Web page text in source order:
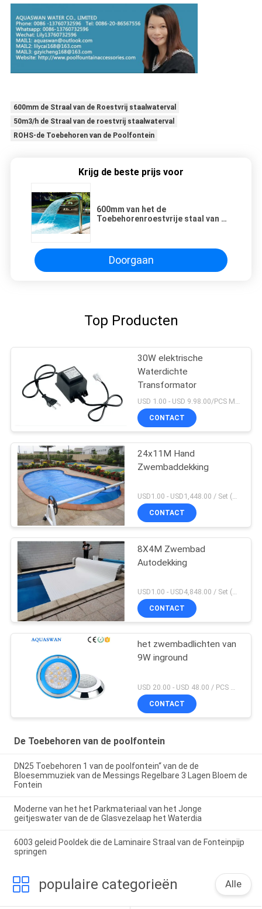
600mm de Straal van de Roestvrij staalwaterval
50m3/h de Straal van de roestvrij staalwaterval
ROHS-de Toebehoren van de Poolfontein
Krijg de beste prijs voor
600mm van het de
Toebehorenroestvrije staal van de
Doorgaan
Top Producten
30W elektrische
Waterdichte
Transformator
CONTACT
24x11M Hand
Zwembaddekking
USD1.00 - USD1,448.00 / Set (3 Cover With 3 Roller), Only Cover USD1.50 - USD3.50 / Square Meter MOQ:PCs 1
CONTACT
8X4M Zwembad
Autodekking
USD1.00 - USD4,848.00 / Set (Cover With Roller), Only Cover USD28.00 - USD40.00 / Square Meter MOQ:PCs 1
CONTACT
het zwembadlichten van
9W inground
USD 20.00 - USD 48.00 / PCS MOQ:PCs 1
CONTACT
De Toebehoren van de poolfontein
DN25 Toebehoren 1 van de poolfontein“ van de de
Bloesemmuziek van de Messings Regelbare 3 Lagen Bloem de
Fontein
Moderne van het het Parkmateriaal van het Jonge
geitjeswater van de de Glasvezelaap het Waterdia
6003 geleid Pooldek die de Laminaire Straal van de Fonteinpijp
springen
populaire categorieën Alle